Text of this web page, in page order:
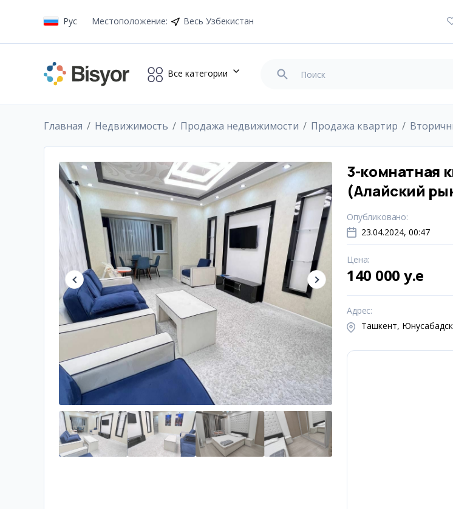
Рус Местоположение: Весь Узбекистан
Все категории
Главная Недвижимость Продажа недвижимости Продажа квартир
3-комнатная
(Алайский
Опубликовано:
23.04.2024, 00:47
Цена:
140 000 y.e
Адрес:
Ташкент,